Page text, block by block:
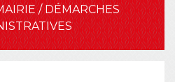
/DÉMARCHES